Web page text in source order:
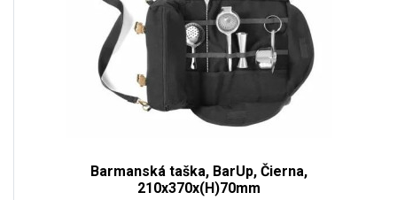
Barmanská taška, BarUp, Čierna,
210x370x(H)70mm